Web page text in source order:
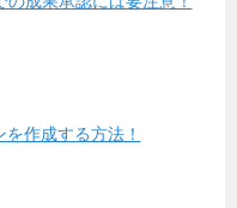
作成する方法！